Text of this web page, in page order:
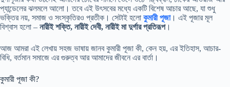
প্যান্ডেলের ঝলমলে আলো। তবে এই উৎসবের মধ্যে একটি বিশেষ আচার আছে, যা শুধু
ভক্তির নয়, সমাজ ও সংস্কৃতিরও প্রতীক। সেটাই হলো কুমারী পূজা। এই পূজার মূল
বিশ্বাস হলো – নারীই শক্তি, নারীই দেবী, নারীই মা দুর্গার প্রতিরূপ।
আজ আমরা এই লেখায় সহজ ভাষায় জানব কুমারী পূজা কী, কেন হয়, এর ইতিহাস, আচার-
বিধি, বর্তমান সমাজে এর গুরুত্ব আর আমাদের জীবনে এর বার্তা।
কুমারী পূজা কী?